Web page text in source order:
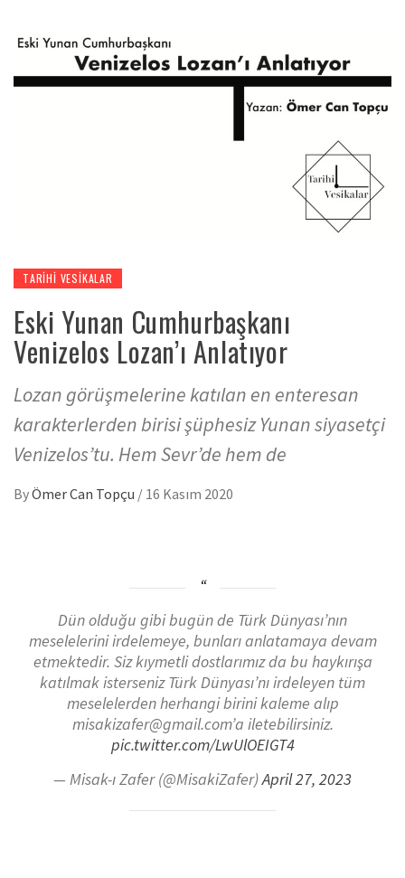
TARIHI VESIKALAR
Eski Yunan Cumhurbaşkanı
Venizelos Lozan’ı Anlatıyor
Lozan görüşmelerine katılan en enteresan
karakterlerden birisi şüphesiz Yunan siyasetçi
Venizelos’tu. Hem Sevr’de hem de
ByÖmer Can Topçu / 16 Kasım 2020
Dün olduğu gibi bugün de Türk Dünyası’nın
meselelerini irdelemeye, bunları anlatamaya devam
etmektedir. Siz kıymetli dostlarımız da bu haykırışa
katılmak isterseniz Türk Dünyası’nı irdeleyen tüm
meselelerden herhangi birini kaleme alıp
misakizafer@gmail.com’a iletebilirsiniz.
pic.twitter.com/LwUlOEIGT4
— Misak-ı Zafer (@MisakiZafer)April 27, 2023